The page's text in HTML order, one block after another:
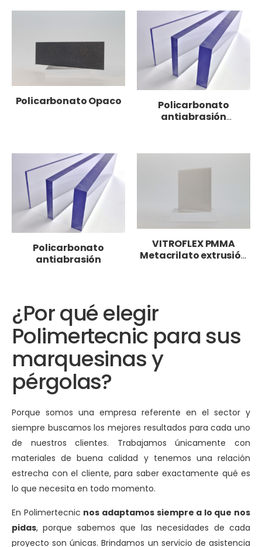
Policarbonato Opaco
Policarbonato
antiabrasión
Policarbonato
antiabrasión
VITROFLEX PMMA
Metacrilato extrusión
¿Por qué elegir
Polimertecnic para sus
marquesinas y
pérgolas?
Porque somos una empresa referente en el sector y
siempre buscamos los mejores resultados para cada uno
de nuestros clientes. Trabajamos únicamente con
materiales de buena calidad y tenemos una relación
estrecha con el cliente, para saber exactamente qué es
lo que necesita en todo momento.
En Polimertecnic nos adaptamos siempre a lo que nos
pidas, porque sabemos que las necesidades de cada
proyecto son únicas. Brindamos un servicio de asistencia